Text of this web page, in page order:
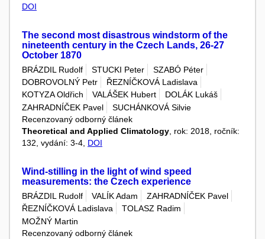
DOI
The second most disastrous windstorm of the
nineteenth century in the Czech Lands, 26-27
October 1870
BRÁZDIL Rudolf STUCKI Peter
SZABÓ Péter
DOBROVOLNÝ Petr
ŘEZNÍČKOVÁ Ladislava
KOTYZA Oldřich
VALÁŠEK Hubert
DOLÁK Lukáš
ZAHRADNÍČEK Pavel
SUCHÁNKOVÁ Silvie
Recenzovaný odborný článek
Theoretical and Applied Climatology , rok: 2018, ročník:
132, vydání: 3-4, DOI
Wind-stilling in the light of wind speed
measurements: the Czech experience
BRÁZDIL Rudolf VALÍK Adam
ZAHRADNÍČEK Pavel
ŘEZNÍČKOVÁ Ladislava
TOLASZ Radim
MOŽNÝ Martin
Recenzovaný odborný článek